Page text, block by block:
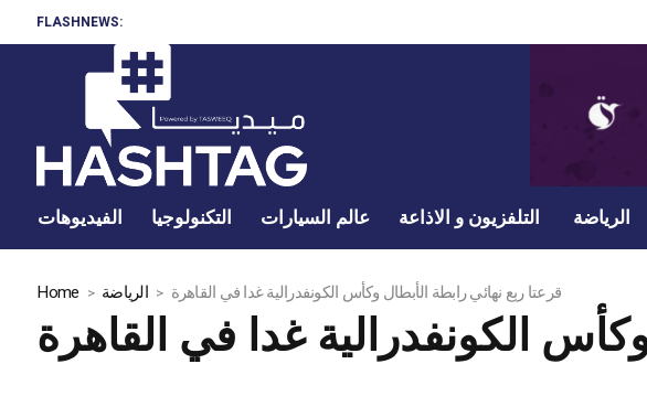
FLASHNEWS:
الفيديوهات التكنولوجيا عالم السيارات التلفزيون و الاذاعة الرياضة
Home الرياضة قرعتا ربع نهائي رابطة الأبطال وكأس الكونفدرالية غدا في القاهرة
الكونفدرالية غدا في القاهرة